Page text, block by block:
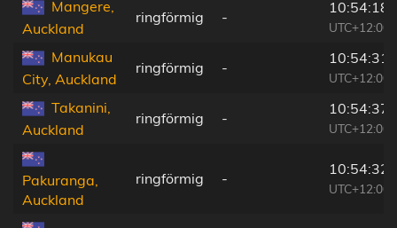
Mangere,
Auckland
ringförmig -
10:54:18
UTC+12:00
Manukau
City, Auckland
ringförmig -
10:54:31
UTC+12:00
Takanini,
Auckland
ringförmig -
10:54:37
UTC+12:00
Pakuranga,
Auckland
ringförmig -
10:54:32
UTC+12:00